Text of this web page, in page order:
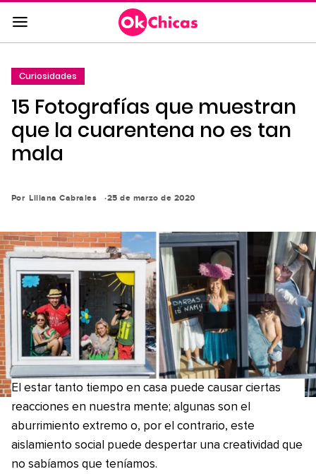
Saltar
al
contenido
la
navegación
principal
Curiosidades
15 Fotografías que muestran
que la cuarentena no es tan
mala
Por Liliana Cabrales 25 de marzo de 2020
El estar tanto tiempo en casa puede causar ciertas
reacciones en nuestra mente; algunas son el
aburrimiento extremo o, por el contrario, este
aislamiento social puede despertar una creatividad que
no sabíamos que teníamos.